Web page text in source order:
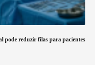
pode reduzir filas para pacientes